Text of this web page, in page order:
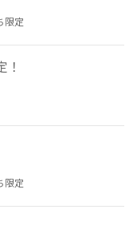
限定
！
限定